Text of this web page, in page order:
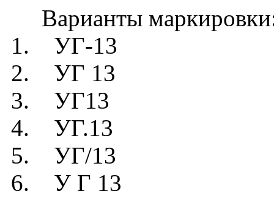
Варианты
1. УГ-13
2. УГ 13
3. УГ13
4. УГ.13
5. УГ/13
6. У Г 13